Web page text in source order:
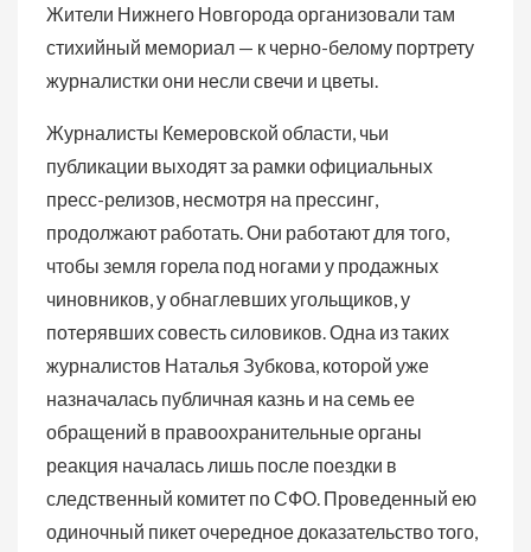
Жители Нижнего Новгорода организовали там
стихийный мемориал — к черно-белому портрету
журналистки они несли свечи и цветы.
Журналисты Кемеровской области, чьи
публикации выходят за рамки официальных
пресс-релизов, несмотря на прессинг,
продолжают работать. Они работают для того,
чтобы земля горела под ногами у продажных
чиновников, у обнаглевших угольщиков, у
потерявших совесть силовиков. Одна из таких
журналистов Наталья Зубкова, которой уже
назначалась публичная казнь и на семь ее
обращений в правоохранительные органы
реакция началась лишь после поездки в
следственный комитет по СФО. Проведенный ею
одиночный пикет очередное доказательство того,